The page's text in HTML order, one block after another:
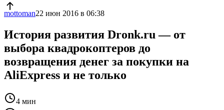
mottoman22 июн 2016 в 06:38
История развития Dronk.ru — от
выбора квадрокоптеров до
возвращения денег за покупки на
AliExpress и не только
4 мин